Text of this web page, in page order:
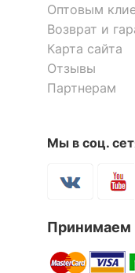
Оптовым
Возврат и
Карта сайта
Отзывы
Партнерам
Мы в соц.
Принимаем